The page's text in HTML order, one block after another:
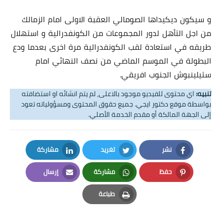
و سيكون ديكيداها الصومالي العقبة الاولى امام الزمالك
من اجل التأهل لدور المجموعات من الكونفدرالية و استهلال
طريقه في استعادة لقب الكونفدرالية مرة اخرى بعدما ودع
البطولة في الموسم الماضي من نصف النهائي امام
ستيلينبوش الجنوب افريقي.
تنبيه:اي محتوى للفيديو موجود بالاعلى, لم يتم انشائه او استضافته
بواسطة موقع دكتور ايجي. جميع حقوق المحتوى ومسؤولياته تعود
إلى الجهة المالكة أو مقدم الخدمة الأصلي.
نشر
Facebook
تغريد
Twitter
مشاركة
LinkedIn
حفظ
Pinterest
مشاركة
Whatsapp
إرسال
Email
طباعة
Print